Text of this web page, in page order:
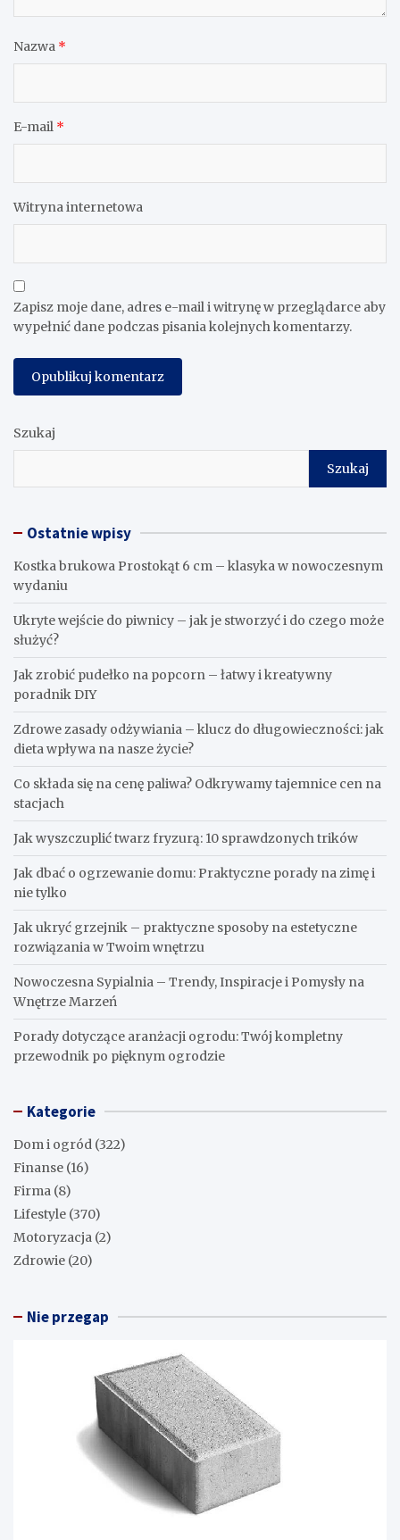
Nazwa *
E-mail *
Witryna internetowa
Zapisz moje dane, adres e-mail i witrynę w przeglądarce aby
wypełnić dane podczas pisania kolejnych komentarzy.
Szukaj
Szukaj
Ostatnie wpisy
Kostka brukowa Prostokąt 6 cm – klasyka w nowoczesnym
wydaniu
Ukryte wejście do piwnicy – jak je stworzyć i do czego może
służyć?
Jak zrobić pudełko na popcorn – łatwy i kreatywny
poradnik DIY
Zdrowe zasady odżywiania – klucz do długowieczności: jak
dieta wpływa na nasze życie?
Co składa się na cenę paliwa? Odkrywamy tajemnice cen na
stacjach
Jak wyszczuplić twarz fryzurą: 10 sprawdzonych trików
Jak dbać o ogrzewanie domu: Praktyczne porady na zimę i
nie tylko
Jak ukryć grzejnik – praktyczne sposoby na estetyczne
rozwiązania w Twoim wnętrzu
Nowoczesna Sypialnia – Trendy, Inspiracje i Pomysły na
Wnętrze Marzeń
Porady dotyczące aranżacji ogrodu: Twój kompletny
przewodnik po pięknym ogrodzie
Kategorie
Dom i ogród (322)
Finanse (16)
Firma (8)
Lifestyle (370)
Motoryzacja (2)
Zdrowie (20)
Nie przegap